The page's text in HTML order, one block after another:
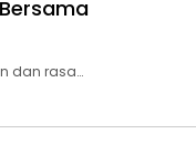
dan rasa…